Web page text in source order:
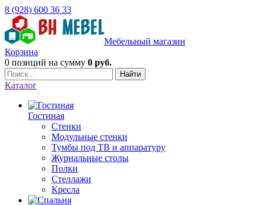
8 (928) 600 36 33
Мебельный магазин
Корзина
0 позиций на сумму 0 руб.
Найти
Каталог
Гостиная
Стенки
Модульные стенки
Тумбы под ТВ и аппаратуру
Журнальные столы
Полки
Стеллажи
Кресла